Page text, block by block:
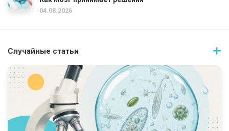
04.08.2026
Случайные статьи